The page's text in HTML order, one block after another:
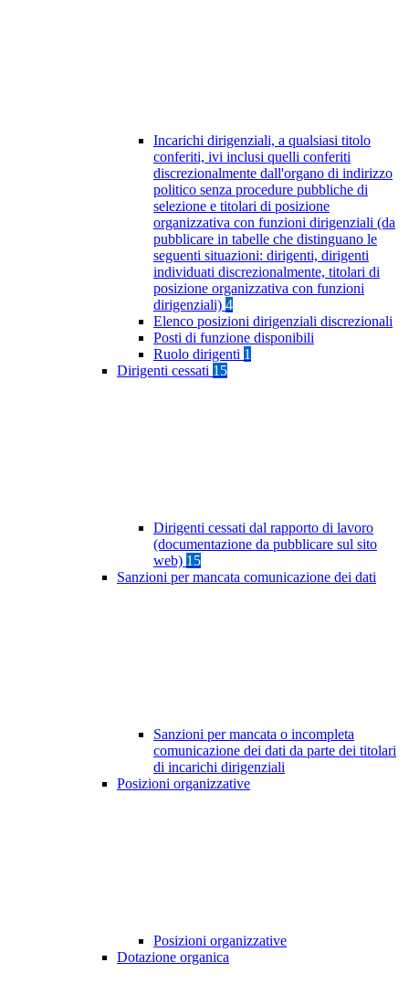
Incarichi dirigenziali, a qualsiasi titolo
conferiti, ivi inclusi quelli conferiti
discrezionalmente dall'organo di indirizzo
politico senza procedure pubbliche di
selezione e titolari di posizione
organizzativa con funzioni dirigenziali (da
pubblicare in tabelle che distinguano le
seguenti situazioni: dirigenti, dirigenti
individuati discrezionalmente, titolari di
posizione organizzativa con funzioni
dirigenziali) 4
Elenco posizioni dirigenziali discrezionali
Posti di funzione disponibili
Ruolo dirigenti 1
Dirigenti cessati 15
Dirigenti cessati dal rapporto di lavoro
(documentazione da pubblicare sul sito
web) 15
Sanzioni per mancata comunicazione dei dati
Sanzioni per mancata o incompleta
comunicazione dei dati da parte dei titolari
di incarichi dirigenziali
Posizioni organizzative
Posizioni organizzative
Dotazione organica